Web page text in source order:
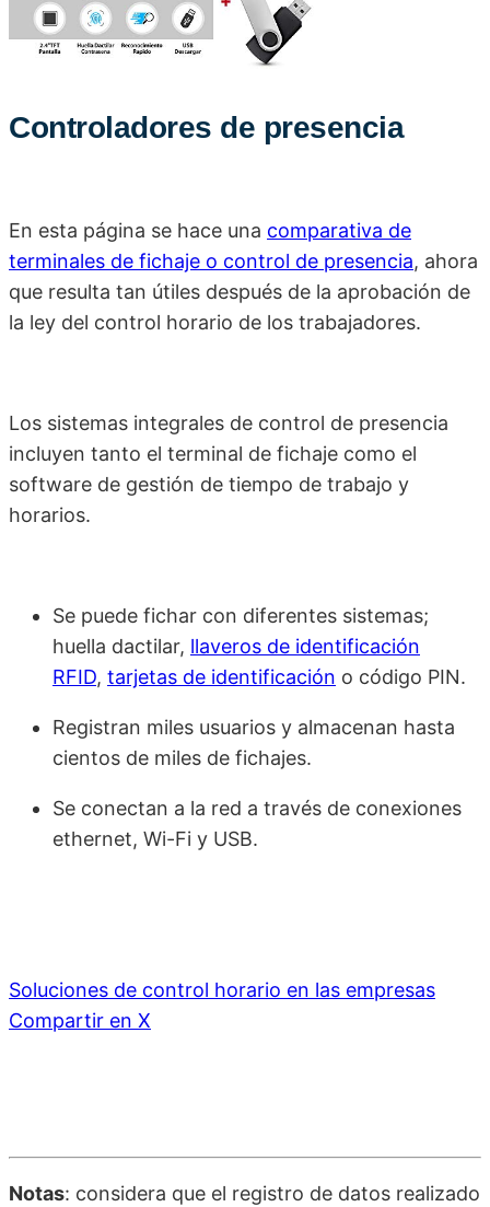
Controladores de presencia
En esta página se hace una comparativa de
terminales de fichaje o control de presencia, ahora
que resulta tan útiles después de la aprobación de
la ley del control horario de los trabajadores.
Los sistemas integrales de control de presencia
incluyen tanto el terminal de fichaje como el
software de gestión de tiempo de trabajo y
horarios.
Se puede fichar con diferentes sistemas;
huella dactilar, llaveros de identificación
RFID, tarjetas de identificación o código PIN.
Registran miles usuarios y almacenan hasta
cientos de miles de fichajes.
Se conectan a la red a través de conexiones
ethernet, Wi-Fi y USB.
Soluciones de control horario en las empresas
Compartir en X
Notas: considera que el registro de datos realizado